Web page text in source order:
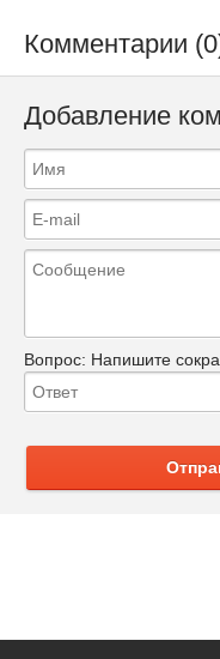
Комментарии
Добавление
Вопрос: Напишите